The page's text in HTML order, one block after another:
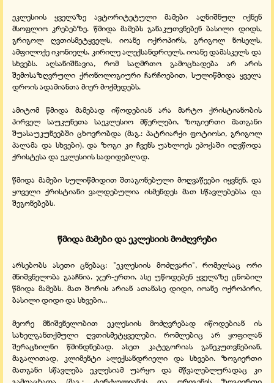
ეკლესიის ყველაზე ავტორიტეტული მამები აღნიშნულ იქნენ
მსოფლიო კრებებზე. წმიდა მამებს განაკუთვნებენ ბასილი დიდს,
გრიგოლ ღვთისმეტყველს, იოანე ოქროპირს, გრიგოლ ნოსელს,
ამფილოქე იკონიელს, კირილე ალექსანდრიელს, იოანე დამასკელს და
სხვებს. აღსანიშნავია, რომ საღმრთო გამოცხადება არ არის
შემოსაზღვრული ქრონოლოგიური ჩარჩოებით, სულიწმიდა ყველა
დროის ადამიანთა მიერ მოქმედებს.
ამიტომ წმიდა მამებად იწოდებიან არა მარტო ქრისტიანობის
პირველ საუკუნეთა საეკლესიო მწერლები, ზოგიერთი მათგანი
შუასაუკუნეებში ცხოვრობდა (მაგ.: პატრიარქი ფოტიოსი, გრიგოლ
პალამა და სხვები), და ზოგი კი ჩვენს უახლოეს ეპოქაში იღვწოდა
ქრისტესა და ეკლესიის სადიდებლად.
წმიდა მამები სულიწმიდით შთაგონებული მოღვაწეები იყვნენ, და
ყოველი ქრისტიანი ვალდებულია ისმენდეს მათ სწავლებებსა და
შეგონებებს.
წმიდა მამები და ეკლესიის მოძღვრები
არსებობს ასეთი ცნებაც: "ეკლესიის მოძღვარი", რომელსაც ორი
მნიშვნელობა გააჩნია. ჯერ-ერთი, ასე უწოდებენ ყველაზე ცნობილ
წმიდა მამებს. მათ შორის არიან ათანასე დიდი, იოანე ოქროპირი,
ბასილი დიდი და სხვები...
მეორე მნიშვნელობით ეკლესიის მოძღვრებად იწოდებიან ის
სახელგანთქმული ღვთისმეტყველები, რომლებიც არ ყოფილან
შერაცხილნი წმინდნებად. ასეთ კატეგორიას განეკუთვნებიან,
მაგალითად, კლიმენტი ალექსანდრიელი და სხვები. ზოგიერთი
მათგანი სწავლება ეკლესიამ უარყო და მწვალებლურადაც კი